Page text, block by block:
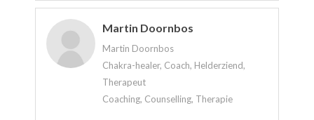
Martin Doornbos
Martin Doornbos
Chakra-healer, Coach, Helderziend,
Therapeut
Coaching, Counselling, Therapie